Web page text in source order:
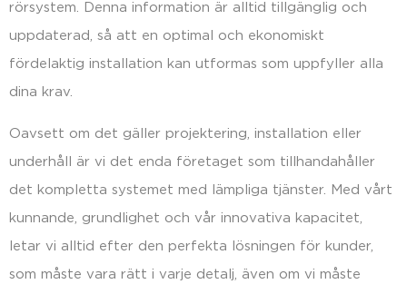
rörsystem. Denna information är alltid tillgänglig och
uppdaterad, så att en optimal och ekonomiskt
fördelaktig installation kan utformas som uppfyller alla
dina krav.
Oavsett om det gäller projektering, installation eller
underhåll är vi det enda företaget som tillhandahåller
det kompletta systemet med lämpliga tjänster. Med vårt
kunnande, grundlighet och vår innovativa kapacitet,
letar vi alltid efter den perfekta lösningen för kunder,
som måste vara rätt i varje detalj, även om vi måste